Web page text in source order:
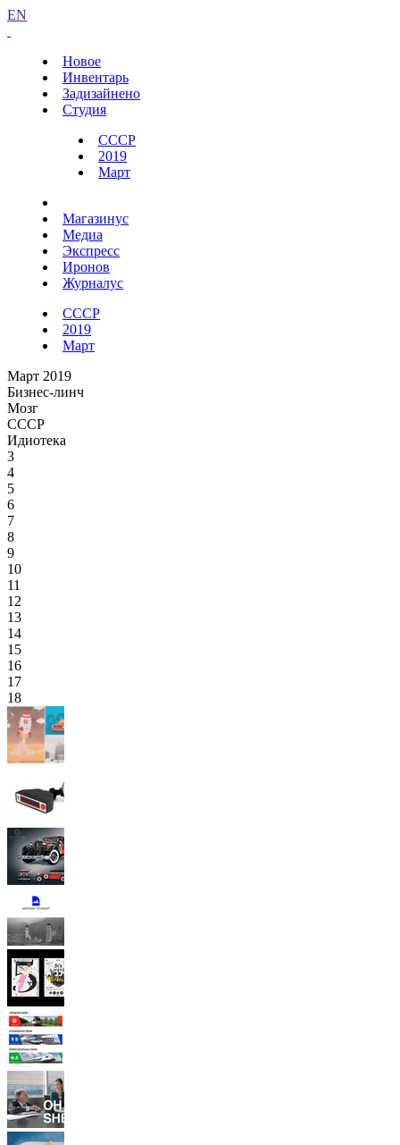
EN
Новое
Инвентарь
Задизайнено
Студия
СССР
2019
Март
Магазинус
Медиа
Экспресс
Иронов
Журналус
СССР
2019
Март
Март 2019
Бизнес-линч
Мозг
СССР
Идиотека
3
4
5
6
7
8
9
10
11
12
13
14
15
16
17
18